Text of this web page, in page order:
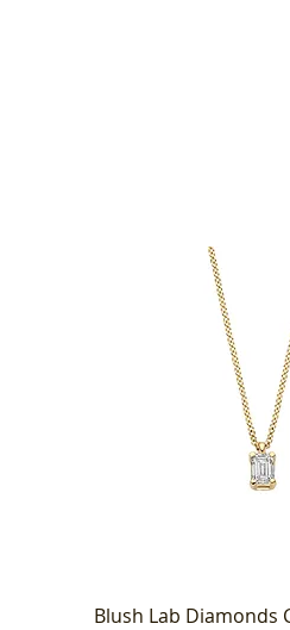
Blush Lab Diamonds